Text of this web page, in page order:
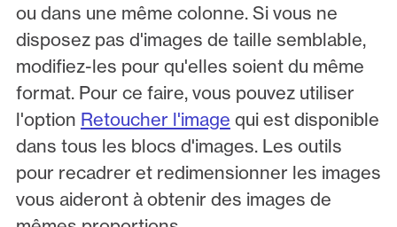
ou dans une même colonne. Si vous ne
disposez pas d'images de taille semblable,
modifiez-les pour qu'elles soient du même
format. Pour ce faire, vous pouvez utiliser
l'option Retoucher l'image qui est disponible
dans tous les blocs d'images. Les outils
pour recadrer et redimensionner les images
vous aideront à obtenir des images de